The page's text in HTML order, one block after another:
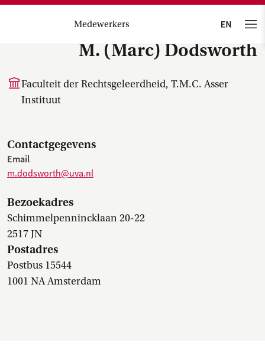
Medewerkers
M. (Marc) Dodsworth
Faculteit der Rechtsgeleerdheid, T.M.C. Asser
Instituut
Contactgegevens
Email
m.dodsworth@uva.nl
Bezoekadres
Schimmelpennincklaan 20-22
2517 JN
Postadres
Postbus 15544
1001 NA Amsterdam